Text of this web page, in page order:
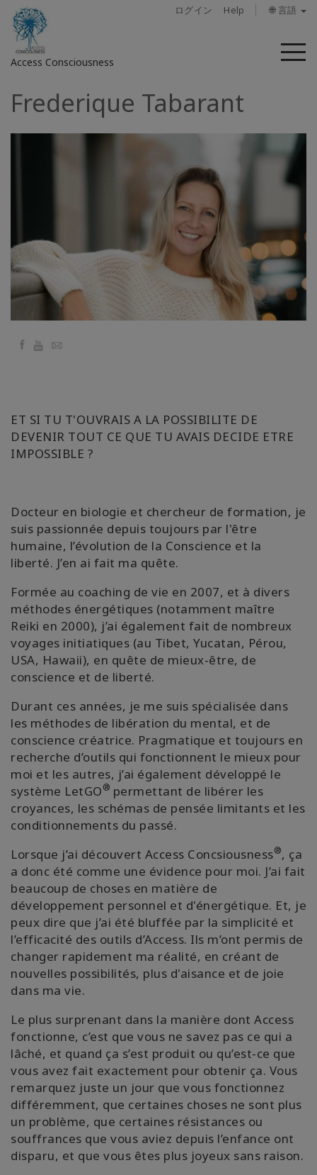
ログイン Help 🌐 言語
Access Consciousness
メ
ア
ウ
ン
ン
要
域
ク
ァ
シ
リ
ー
タ
ー
Shop
連
先
検
Frederique Tabarant
Facebook
YouTube
Email
ET SI TU T'OUVRAIS A LA POSSIBILITE DE
DEVENIR TOUT CE QUE TU AVAIS DECIDE ETRE
IMPOSSIBLE ?
Docteur en biologie et chercheur de formation, je
suis passionnée depuis toujours par l'être
humaine, l’évolution de la Conscience et la
liberté. J’en ai fait ma quête.
Formée au coaching de vie en 2007, et à divers
méthodes énergétiques (notamment maître
Reiki en 2000), j’ai également fait de nombreux
voyages initiatiques (au Tibet, Yucatan, Pérou,
USA, Hawaii), en quête de mieux-être, de
conscience et de liberté.
Durant ces années, je me suis spécialisée dans
les méthodes de libération du mental, et de
conscience créatrice. Pragmatique et toujours en
recherche d’outils qui fonctionnent le mieux pour
moi et les autres, j’ai également développé le
système LetGO® permettant de libérer les
croyances, les schémas de pensée limitants et les
conditionnements du passé.
Lorsque j’ai découvert Access Concsiousness®, ça
a donc été comme une évidence pour moi. J’ai fait
beaucoup de choses en matière de
développement personnel et d'énergétique. Et, je
peux dire que j’ai été bluffée par la simplicité et
l’efficacité des outils d’Access. Ils m’ont permis de
changer rapidement ma réalité, en créant de
nouvelles possibilités, plus d'aisance et de joie
dans ma vie.
Le plus surprenant dans la manière dont Access
fonctionne, c’est que vous ne savez pas ce qui a
lâché, et quand ça s’est produit ou qu’est-ce que
vous avez fait exactement pour obtenir ça. Vous
remarquez juste un jour que vous fonctionnez
différemment, que certaines choses ne sont plus
un problème, que certaines résistances ou
souffrances que vous aviez depuis l’enfance ont
disparu, et que vous êtes plus joyeux sans raison.